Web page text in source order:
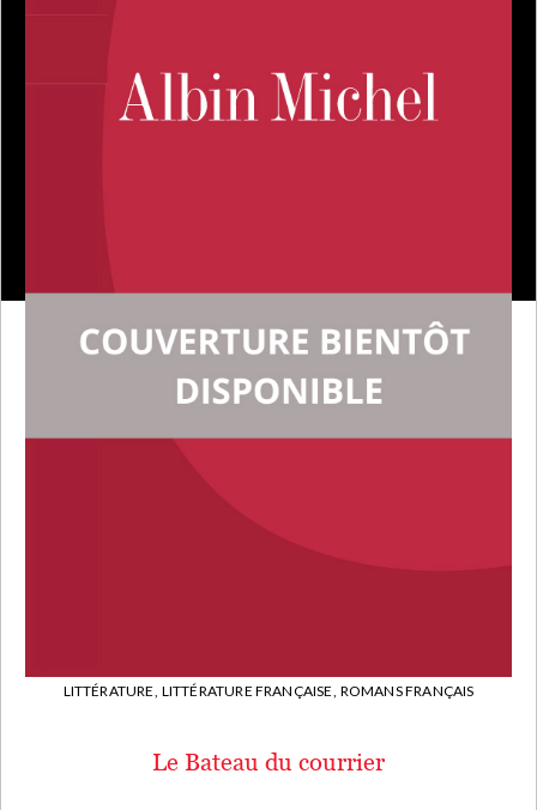
LITTÉRATURE, LITTÉRATURE FRANÇAISE, ROMANS FRANÇAIS
Le Bateau du courrier